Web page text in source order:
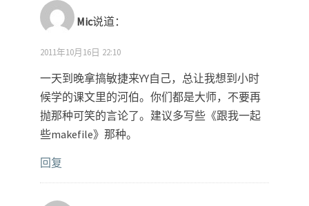
Mic说道：
2011年10月16日 22:10
一天到晚拿搞敏捷来YY自己，总让我想到小时
候学的课文里的河伯。你们都是大师，不要再
抛那种可笑的言论了。建议多写些《跟我一起
些makefile》那种。
回复